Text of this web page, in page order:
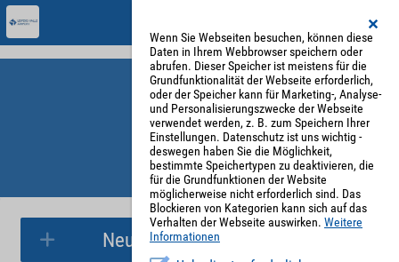
Parkplatzreservierung
Neue Parkplatzreservierung
Wenn Sie Webseiten besuchen, können diese
Daten in Ihrem Webbrowser speichern oder
abrufen. Dieser Speicher ist meistens für die
Grundfunktionalität der Webseite erforderlich,
oder der Speicher kann für Marketing-, Analyse-
und Personalisierungszwecke der Webseite
verwendet werden, z. B. zum Speichern Ihrer
Einstellungen. Datenschutz ist uns wichtig -
deswegen haben Sie die Möglichkeit,
bestimmte Speichertypen zu deaktivieren, die
für die Grundfunktionen der Website
möglicherweise nicht erforderlich sind. Das
Blockieren von Kategorien kann sich auf das
Verhalten der Webseite auswirken. Weitere
Informationen